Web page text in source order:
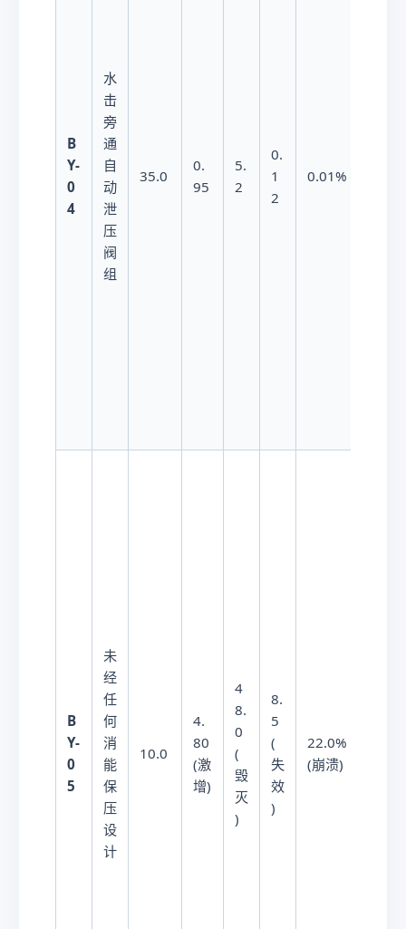
B
Y-
0
4
水
击
旁
通
自
动
泄
压
阀
组
35.0
0.
95
5.
2
0.
1
2
0.01%
B
Y-
0
5
未
经
任
何
消
能
保
压
设
计
10.0
4.
80
(激
增)
4
8.
0
(
毁
灭
)
8.
5
(
失
效
)
22.0%
(崩溃)